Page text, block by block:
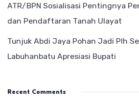
ATR/BPN Sosialisasi Pentingnya
dan Pendaftaran Tanah Ulayat
Tunjuk Abdi Jaya Pohan Jadi Plh
Labuhanbatu Apresiasi Bupati
Recent Comments